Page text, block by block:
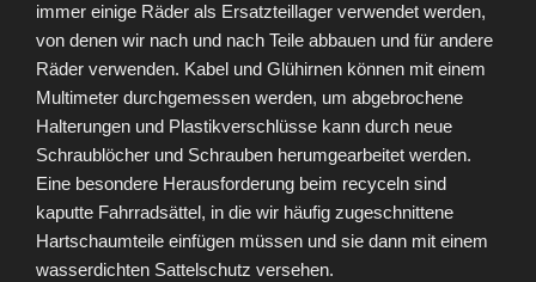
immer einige Räder als Ersatzteillager verwendet werden,
von denen wir nach und nach Teile abbauen und für andere
Räder verwenden. Kabel und Glühirnen können mit einem
Multimeter durchgemessen werden, um abgebrochene
Halterungen und Plastikverschlüsse kann durch neue
Schraublöcher und Schrauben herumgearbeitet werden.
Eine besondere Herausforderung beim recyceln sind
kaputte Fahrradsättel, in die wir häufig zugeschnittene
Hartschaumteile einfügen müssen und sie dann mit einem
wasserdichten Sattelschutz versehen.